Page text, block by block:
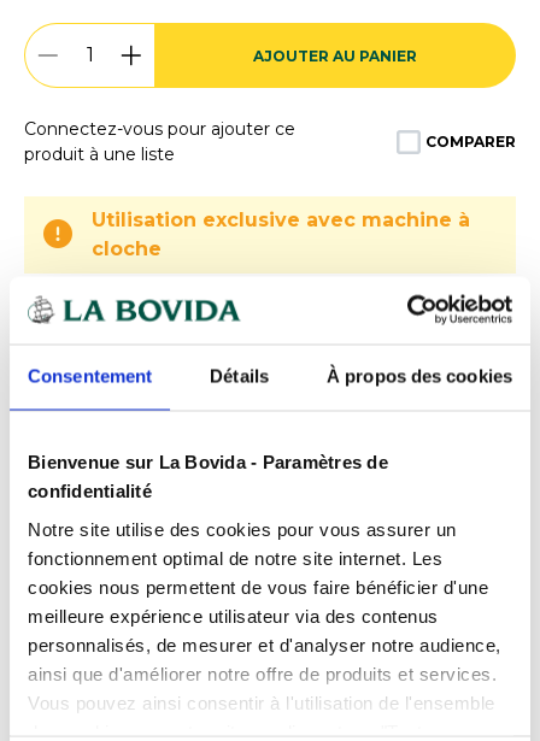
Consentement Détails À propos des cookies
Bienvenue sur La Bovida - Paramètres de
confidentialité
Notre site utilise des cookies pour vous assurer un
fonctionnement optimal de notre site internet. Les
cookies nous permettent de vous faire bénéficier d'une
meilleure expérience utilisateur via des contenus
personnalisés, de mesurer et d'analyser notre audience,
ainsi que d'améliorer notre offre de produits et services.
Vous pouvez ainsi consentir à l'utilisation de l'ensemble
AJOUTER AU PANIER
Connectez-vous pour ajouter ce
produit à une liste
COMPARER
Utilisation exclusive avec machine à
cloche
Des experts
à votre écoute
Paiement100% sécurisé
Devisgratuits
Présentation
Sac sous vide 40 x 50 cm pour
conservation et congélation
sac sous vide de conservation 90 µ 40 x 50
cm est idéal pour le conditionnement de pièces de
Caractéristiques
Compatibilité Congélateur